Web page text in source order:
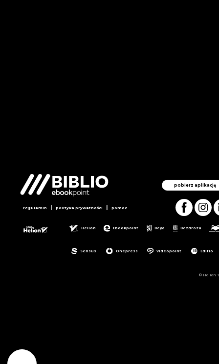
pobierz aplikację
regulamin | polityka prywatności | pomoc
Helion Ebookpoint Beya Bezdroza
Sensus Onepress Videopoint Editio
© Helion